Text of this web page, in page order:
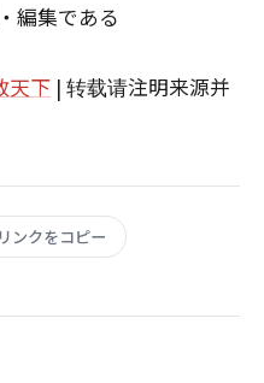
編集である
天下 | 转载请注明来源并
リンクをコピー